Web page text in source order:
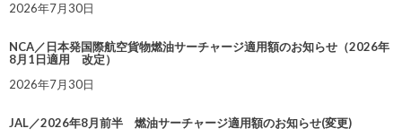
2026年7月30日
NCA／日本発国際航空貨物燃油サーチャージ適用額のお知らせ（2026年
8月1日適用 改定）
2026年7月30日
JAL／2026年8月前半 燃油サーチャージ適用額のお知らせ(変更)